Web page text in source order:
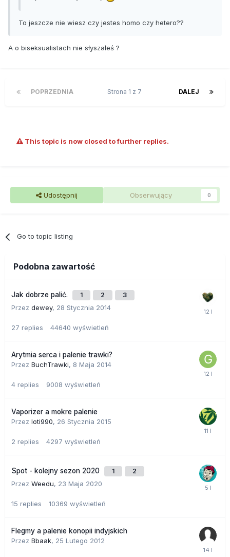
To jeszcze nie wiesz czy jestes homo czy hetero??
A o biseksualistach nie słyszałeś ?
POPRZEDNIA DALEJ
Strona 1 z 7
This topic is now closed to further replies.
Udostępnij Obserwujący 0
Go to topic listing
Podobna zawartość
Jak dobrze palić. 1 2 3
Przez dewey, 28 Stycznia 2014
27 replies 44640 wyświetleń
Arytmia serca i palenie trawki?
Przez BuchTrawki, 8 Maja 2014
4 replies 9008 wyświetleń
Vaporizer a mokre palenie
Przez loti990, 26 Stycznia 2015
2 replies 4297 wyświetleń
Spot - kolejny sezon 2020 1 2
Przez Weedu, 23 Maja 2020
15 replies 10369 wyświetleń
Flegmy a palenie konopii indyjskich
Przez Bbaak, 25 Lutego 2012